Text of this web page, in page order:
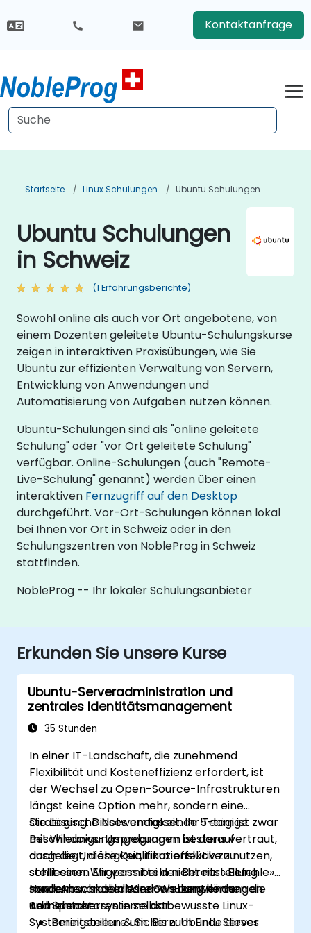
Kontaktanfrage
Startseite Linux Schulungen Ubuntu Schulungen
Ubuntu Schulungen
in Schweiz
(1 Erfahrungsberichte)
Sowohl online als auch vor Ort angebotene, von
einem Dozenten geleitete Ubuntu-Schulungskurse
zeigen in interaktiven Praxisübungen, wie Sie
Ubuntu zur effizienten Verwaltung von Servern,
Entwicklung von Anwendungen und
Automatisierung von Aufgaben nutzen können.
Ubuntu-Schulungen sind als "online geleitete
Schulung" oder "vor Ort geleitete Schulung"
verfügbar. Online-Schulungen (auch "Remote-
Live-Schulung" genannt) werden über einen
interaktiven Fernzugriff auf den Desktop
durchgeführt. Vor-Ort-Schulungen können lokal
bei Ihnen vor Ort in Schweiz oder in den
Schulungszentren von NobleProg in Schweiz
stattfinden.
NobleProg -- Ihr lokaler Schulungsanbieter
Erkunden Sie unsere Kurse
Ubuntu-Serveradministration und
zentrales Identitätsmanagement
35 Stunden
In einer IT-Landschaft, die zunehmend
Flexibilität und Kosteneffizienz erfordert, ist
der Wechsel zu Open-Source-Infrastrukturen
längst keine Option mehr, sondern eine
strategische Notwendigkeit. Ihr Team ist zwar
mit Windows-Umgebungen bestens vertraut,
doch die Unfähigkeit, Linux effektiv zu nutzen,
stellt einen Engpass bei der Bereitstellung
moderner, skalierbarer Webanwendungen
und Speichersysteme dar.
Die Lösung: Dieses umfassende 5-tägige
Beschleunigungsprogramm ist darauf
ausgelegt, diese Qualifikationslücke zu
schliessen. Wir vermitteln nicht nur «Befehle»,
sondern wandeln Windows-zentrierte
Administratoren in selbstbewusste Linux-
Systemingenieure um. Bis zum Ende dieses
Nach Abschluss dieser Schulung können die
Teilnehmer:
Bereitstellen & Sichern: Ubuntu Server